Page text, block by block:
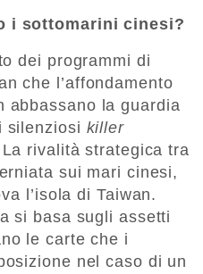
i sottomarini cinesi?
dei programmi di
che l’affondamento
abbassano la guardia
silenziosi killer
rivalità strategica tra
sui mari cinesi,
l’isola di Taiwan.
si basa sugli assetti
le carte che i
nel caso di un